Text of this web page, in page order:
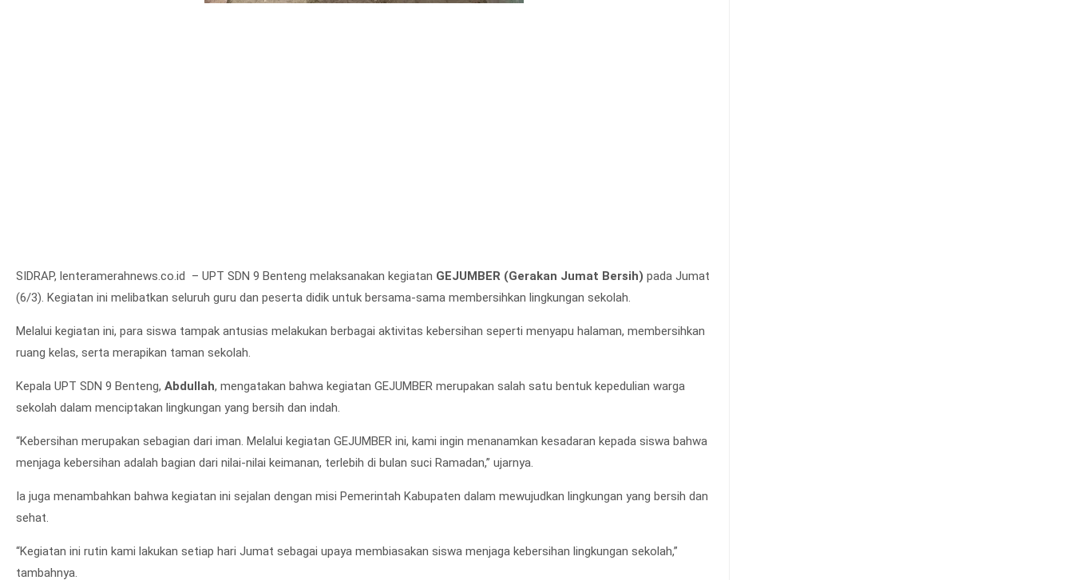
SIDRAP, lenteramerahnews.co.id – UPT SDN 9 Benteng melaksanakan kegiatan GEJUMBER (Gerakan Jumat Bersih) pada Jumat
(6/3). Kegiatan ini melibatkan seluruh guru dan peserta didik untuk bersama-sama membersihkan lingkungan sekolah.
Melalui kegiatan ini, para siswa tampak antusias melakukan berbagai aktivitas kebersihan seperti menyapu halaman, membersihkan
ruang kelas, serta merapikan taman sekolah.
Kepala UPT SDN 9 Benteng, Abdullah, mengatakan bahwa kegiatan GEJUMBER merupakan salah satu bentuk kepedulian warga
sekolah dalam menciptakan lingkungan yang bersih dan indah.
“Kebersihan merupakan sebagian dari iman. Melalui kegiatan GEJUMBER ini, kami ingin menanamkan kesadaran kepada siswa bahwa
menjaga kebersihan adalah bagian dari nilai-nilai keimanan, terlebih di bulan suci Ramadan,” ujarnya.
Ia juga menambahkan bahwa kegiatan ini sejalan dengan misi Pemerintah Kabupaten dalam mewujudkan lingkungan yang bersih dan
sehat.
“Kegiatan ini rutin kami lakukan setiap hari Jumat sebagai upaya membiasakan siswa menjaga kebersihan lingkungan sekolah,”
tambahnya.